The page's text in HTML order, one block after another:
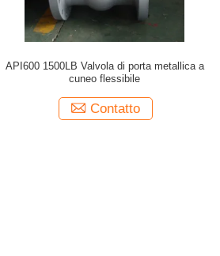
API600 1500LB Valvola di porta metallica a
cuneo flessibile
Contatto